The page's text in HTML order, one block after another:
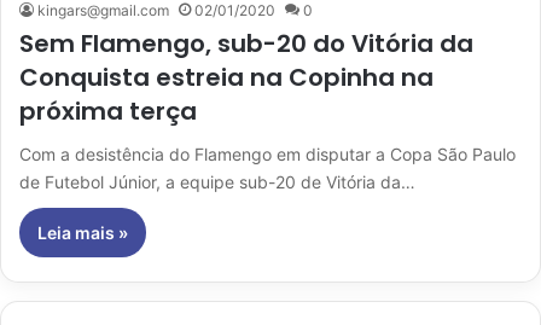
kingars@gmail.com 02/01/2020 0
Sem Flamengo, sub-20 do Vitória da
Conquista estreia na Copinha na
próxima terça
Com a desistência do Flamengo em disputar a Copa São Paulo
de Futebol Júnior, a equipe sub-20 de Vitória da…
Leia mais »